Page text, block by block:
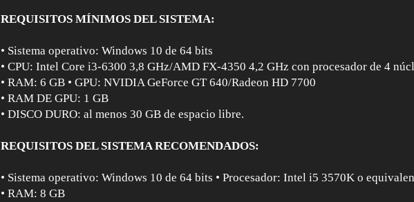
REQUISITOS MÍNIMOS DEL SISTEMA:
• Sistema operativo: Windows 10 de 64 bits
• CPU: Intel Core i3-6300 3,8 GHz/AMD FX-4350 4,2 GHz con procesador de 4
• RAM: 6 GB • GPU: NVIDIA GeForce GT 640/Radeon HD 7700
• RAM DE GPU: 1 GB
• DISCO DURO: al menos 30 GB de espacio libre.
REQUISITOS DEL SISTEMA RECOMENDADOS:
• Sistema operativo: Windows 10 de 64 bits • Procesador: Intel i5 3570K o
• RAM: 8 GB